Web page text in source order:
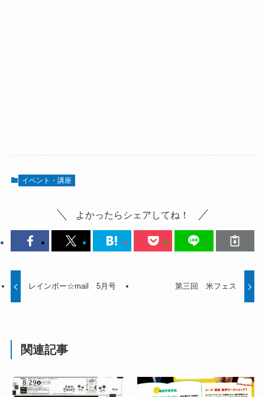
イベント・講座
よかったらシェアしてね！
レインボー☆mail 5月号 第三回 米フェス
関連記事